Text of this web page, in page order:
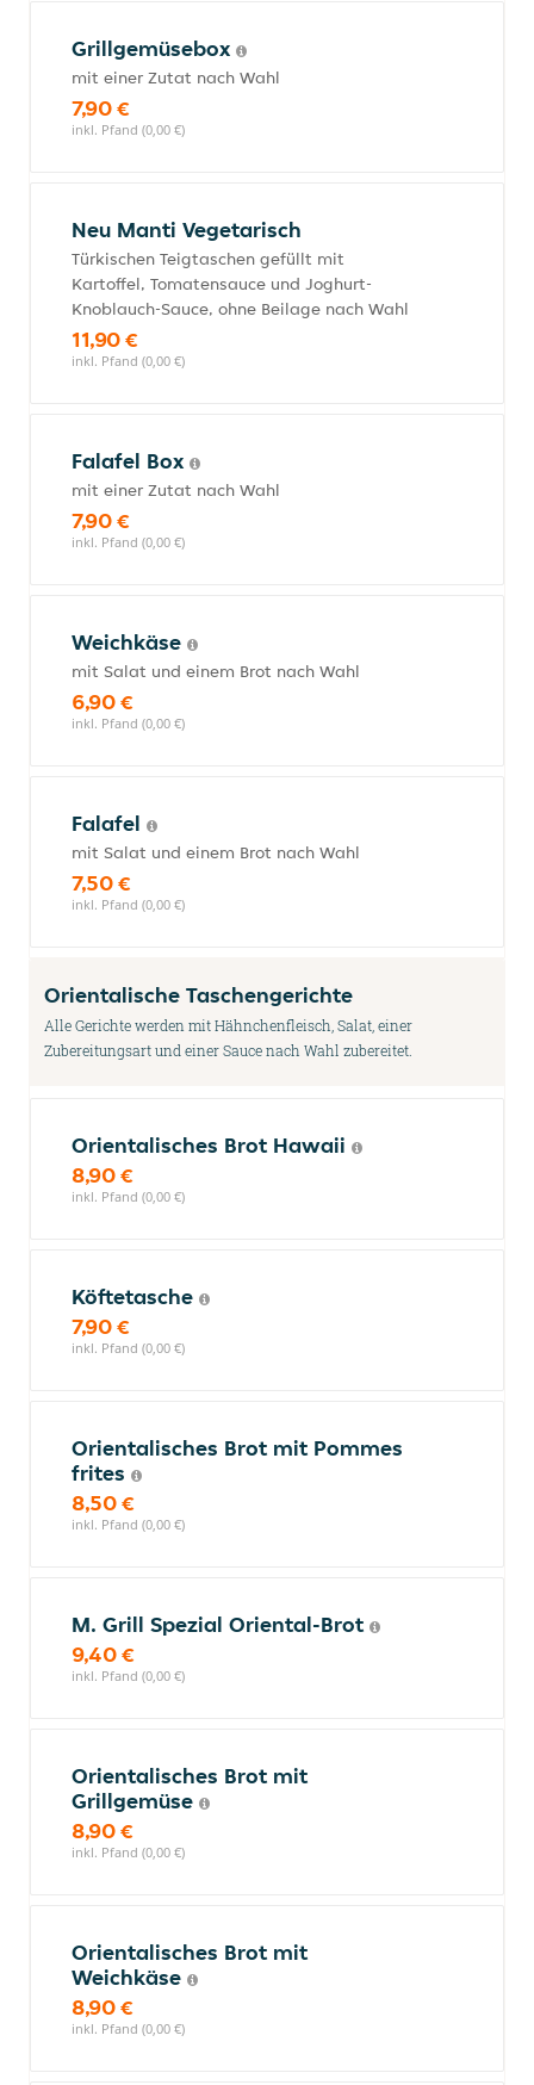
Grillgemüsebox
mit einer Zutat nach Wahl
7,90 €
inkl. Pfand (0,00 €)
Neu Manti Vegetarisch
Türkischen Teigtaschen gefüllt mit
Kartoffel, Tomatensauce und Joghurt-
Knoblauch-Sauce, ohne Beilage nach Wahl
11,90 €
inkl. Pfand (0,00 €)
Falafel Box
mit einer Zutat nach Wahl
7,90 €
inkl. Pfand (0,00 €)
Weichkäse
mit Salat und einem Brot nach Wahl
6,90 €
inkl. Pfand (0,00 €)
Falafel
mit Salat und einem Brot nach Wahl
7,50 €
inkl. Pfand (0,00 €)
Orientalische Taschengerichte
Alle Gerichte werden mit Hähnchenfleisch, Salat, einer
Zubereitungsart und einer Sauce nach Wahl zubereitet.
Orientalisches Brot Hawaii
8,90 €
inkl. Pfand (0,00 €)
Köftetasche
7,90 €
inkl. Pfand (0,00 €)
Orientalisches Brot mit Pommes
frites
8,50 €
inkl. Pfand (0,00 €)
M. Grill Spezial Oriental-Brot
9,40 €
inkl. Pfand (0,00 €)
Orientalisches Brot mit
Grillgemüse
8,90 €
inkl. Pfand (0,00 €)
Orientalisches Brot mit
Weichkäse
8,90 €
inkl. Pfand (0,00 €)